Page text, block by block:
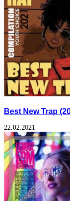
Best New Trap
22.02.2021